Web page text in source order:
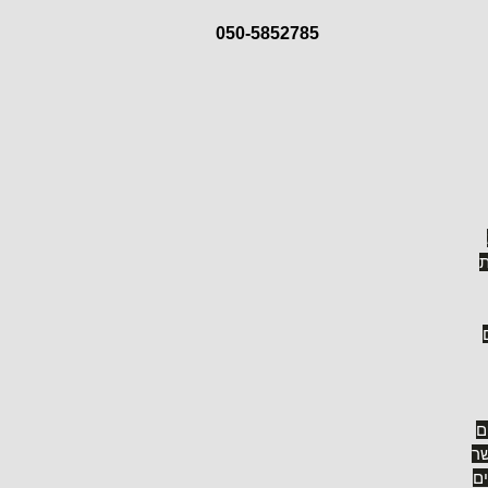
050-5852785
(כאן הבאנו לכם את שירו בגירסה של מייקל בובלה) "קורה